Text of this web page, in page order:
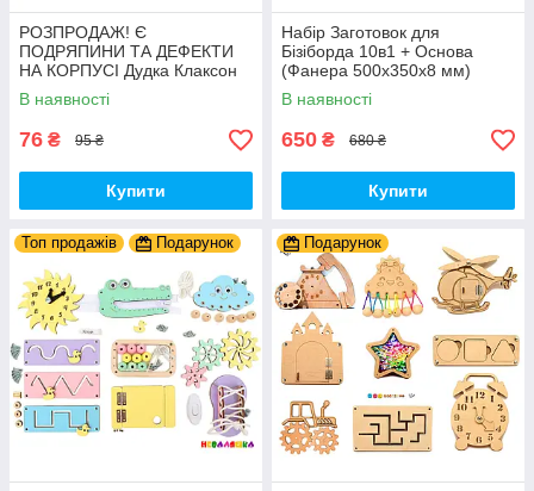
РОЗПРОДАЖ! Є
ПОДРЯПИНИ ТА ДЕФЕКТИ
НА КОРПУСІ Дудка Клаксон
для Велосипедів 14 см Фа-
Фа Пластик + Гума
В наявності
76 ₴ 95 ₴
Купити
Набір Заготовок для
Бізіборда 10в1 + Основа
(Фанера 500x350x8 мм)
Базові Деталі, Весь Комплект
- Собери Сам
В наявності
650 ₴ 680 ₴
Купити
Топ продажів Подарунок Подарунок